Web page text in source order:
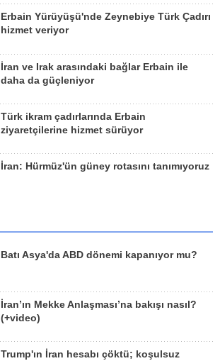
Erbain Yürüyüşü'nde Zeynebiye Türk Çadırı
hizmet veriyor
İran ve Irak arasındaki bağlar Erbain ile
daha da güçleniyor
Türk ikram çadırlarında Erbain
ziyaretçilerine hizmet sürüyor
İran: Hürmüz'ün güney rotasını tanımıyoruz
Batı Asya'da ABD dönemi kapanıyor mu?
İran’ın Mekke Anlaşması’na bakışı nasıl?
(+video)
Trump'ın İran hesabı çöktü; koşulsuz